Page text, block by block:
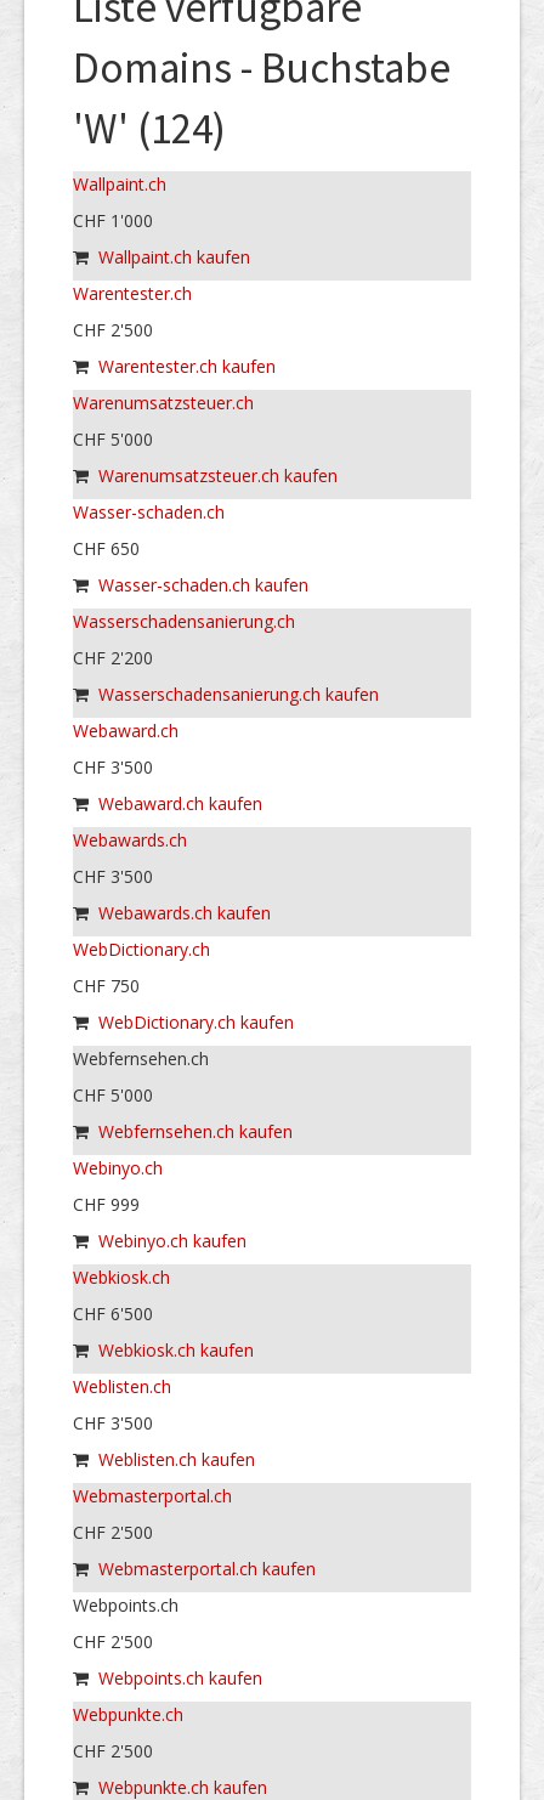
Domains - Buchstabe
'W' (124)
Wallpaint.ch
CHF 1'000
Wallpaint.ch kaufen
Warentester.ch
CHF 2'500
Warentester.ch kaufen
Warenumsatzsteuer.ch
CHF 5'000
Warenumsatzsteuer.ch kaufen
Wasser-schaden.ch
CHF 650
Wasser-schaden.ch kaufen
Wasserschadensanierung.ch
CHF 2'200
Wasserschadensanierung.ch kaufen
Webaward.ch
CHF 3'500
Webaward.ch kaufen
Webawards.ch
CHF 3'500
Webawards.ch kaufen
WebDictionary.ch
CHF 750
WebDictionary.ch kaufen
Webfernsehen.ch
CHF 5'000
Webfernsehen.ch kaufen
Webinyo.ch
CHF 999
Webinyo.ch kaufen
Webkiosk.ch
CHF 6'500
Webkiosk.ch kaufen
Weblisten.ch
CHF 3'500
Weblisten.ch kaufen
Webmasterportal.ch
CHF 2'500
Webmasterportal.ch kaufen
Webpoints.ch
CHF 2'500
Webpoints.ch kaufen
Webpunkte.ch
CHF 2'500
Webpunkte.ch kaufen